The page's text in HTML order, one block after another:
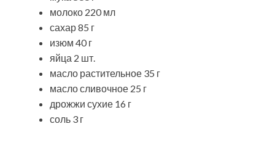
молоко 220 мл
сахар 85 г
изюм 40 г
яйца 2 шт.
масло растительное 35 г
масло сливочное 25 г
дрожжи сухие 16 г
соль 3 г